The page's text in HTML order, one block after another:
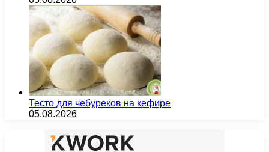
Тесто для чебуреков на кефире
05.08.2026